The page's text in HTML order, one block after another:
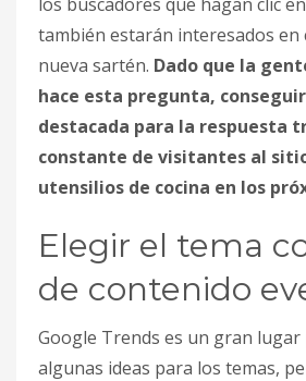
también estarán interesados en
nueva sartén. Dado que la
hace esta pregunta,
destacada para la respuesta
constante de visitantes al
utensilios de cocina en los
Elegir el tema
de contenido
Google Trends es un gran
algunas ideas para los temas,